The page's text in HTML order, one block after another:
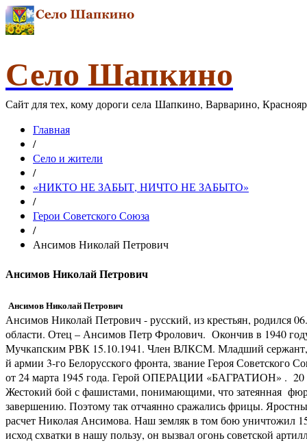
Село Шапкино
Сайт для тех, кому дороги села Шапкино, Варварино,
Главная
/
Село и жители
/
«НИКТО НЕ ЗАБЫТ, НИЧТО НЕ ЗАБЫТО»
/
Герои Советского Союза
/
Ансимов Николай Петрович
Ансимов Николай Петрович
Ансимов Николай Петрович
Ансимов Николай Петрович - русский, из крестьян, родился
области. Отец – Ансимов Петр Фролович. Окончив в 1940
Мучкапским РВК 15.10.1941. Член ВЛКСМ. Младший сержант,
й армии 3-го Белорусского фронта, звание Героя
от 24 марта 1945 года. Герой ОПЕРАЦИИ «БАГРАТИОН» . 20
Жестокий бой с фашистами, понимающими, что затеянная
завершению. Поэтому так отчаянно сражались фрицы.
расчет Николая Ансимова. Наш земляк в том бою уничтожил
исход схватки в нашу пользу, он вызвал огонь советской